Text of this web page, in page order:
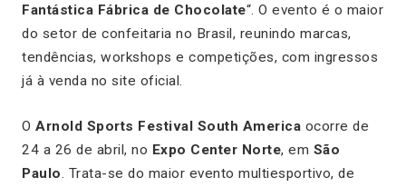
Fantástica Fábrica de Chocolate“. O evento é o maior
do setor de confeitaria no Brasil, reunindo marcas,
tendências, workshops e competições, com ingressos
já à venda no site oficial.
O Arnold Sports Festival South America ocorre de
24 a 26 de abril, no Expo Center Norte, em São
Paulo . Trata-se do maior evento multiesportivo, de